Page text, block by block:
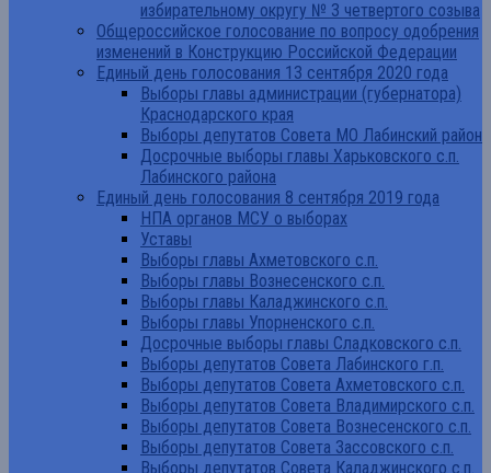
избирательному округу № 3 четвертого созыва
Общероссийское голосование по вопросу одобрения
изменений в Конструкцию Российской Федерации
Единый день голосования 13 сентября 2020 года
Выборы главы администрации (губернатора)
Краснодарского края
Выборы депутатов Совета МО Лабинский район
Досрочные выборы главы Харьковского с.п.
Лабинского района
Единый день голосования 8 сентября 2019 года
НПА органов МСУ о выборах
Уставы
Выборы главы Ахметовского с.п.
Выборы главы Вознесенского с.п.
Выборы главы Каладжинского с.п.
Выборы главы Упорненского с.п.
Досрочные выборы главы Сладковского с.п.
Выборы депутатов Совета Лабинского г.п.
Выборы депутатов Совета Ахметовского с.п.
Выборы депутатов Совета Владимирского с.п.
Выборы депутатов Совета Вознесенского с.п.
Выборы депутатов Совета Зассовского с.п.
Выборы депутатов Совета Каладжинского с.п.